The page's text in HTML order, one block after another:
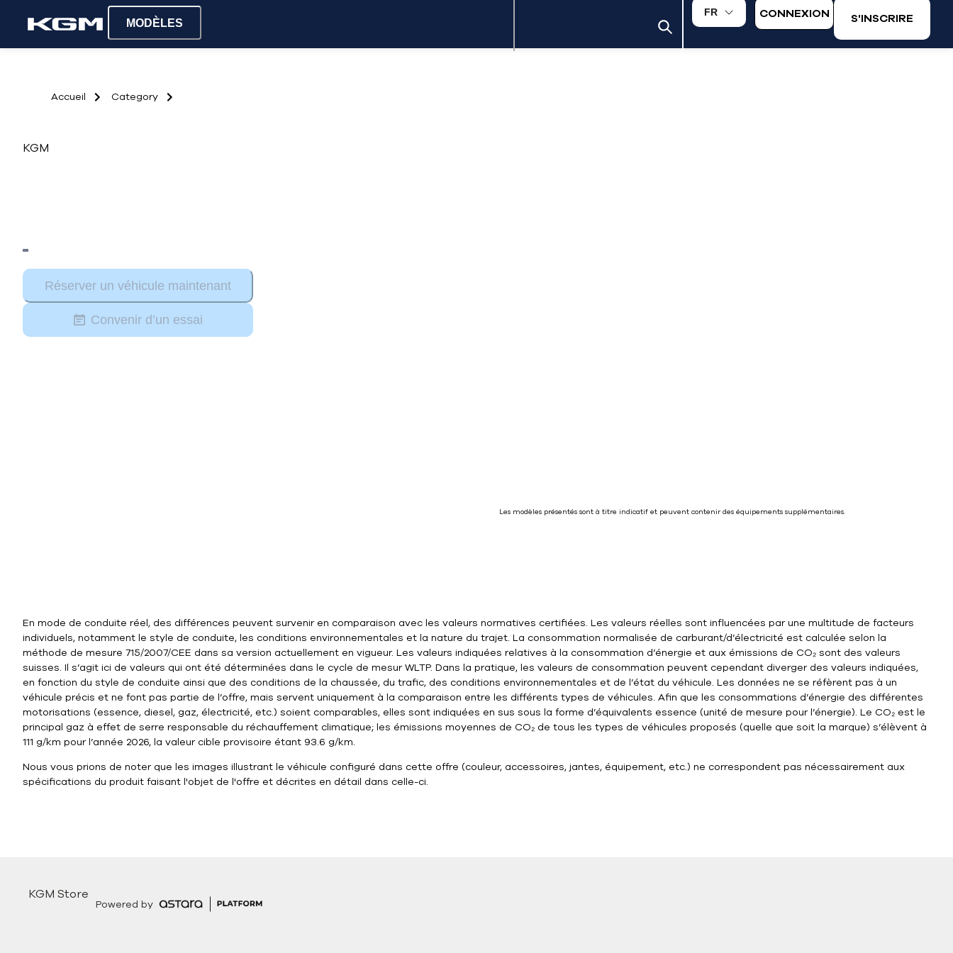
MODÈLES
FR CONNEXION S'INSCRIRE
Accueil Category
KGM
Réserver un véhicule maintenant
Convenir d’un essai
Les modèles présentés sont à titre indicatif et peuvent contenir des équipements supplémentaires.
En mode de conduite réel, des différences peuvent survenir en comparaison avec les valeurs normatives certifiées. Les valeurs réelles sont influencées par une multitude de facteurs
individuels, notamment le style de conduite, les conditions environnementales et la nature du trajet. La consommation normalisée de carburant/d’électricité est calculée selon la
méthode de mesure 715/2007/CEE dans sa version actuellement en vigueur. Les valeurs indiquées relatives à la consommation d’énergie et aux émissions de CO₂ sont des valeurs
suisses. Il s’agit ici de valeurs qui ont été déterminées dans le cycle de mesur WLTP. Dans la pratique, les valeurs de consommation peuvent cependant diverger des valeurs indiquées,
en fonction du style de conduite ainsi que des conditions de la chaussée, du trafic, des conditions environnementales et de l’état du véhicule. Les données ne se réfèrent pas à un
véhicule précis et ne font pas partie de l’offre, mais servent uniquement à la comparaison entre les différents types de véhicules. Afin que les consommations d’énergie des différentes
motorisations (essence, diesel, gaz, électricité, etc.) soient comparables, elles sont indiquées en sus sous la forme d’équivalents essence (unité de mesure pour l’énergie). Le CO₂ est le
principal gaz à effet de serre responsable du réchauffement climatique; les émissions moyennes de CO₂ de tous les types de véhicules proposés (quelle que soit la marque) s’élèvent à
111 g/km pour l’année 2026, la valeur cible provisoire étant 93.6 g/km.
Nous vous prions de noter que les images illustrant le véhicule configuré dans cette offre (couleur, accessoires, jantes, équipement, etc.) ne correspondent pas nécessairement aux
spécifications du produit faisant l'objet de l'offre et décrites en détail dans celle-ci.
KGM Store
Powered by